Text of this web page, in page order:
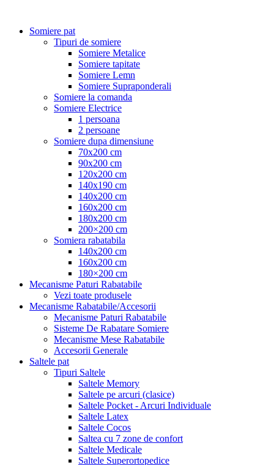
Somiere pat
Tipuri de somiere
Somiere Metalice
Somiere tapitate
Somiere Lemn
Somiere Supraponderali
Somiere la comanda
Somiere Electrice
1 persoana
2 persoane
Somiere dupa dimensiune
70x200 cm
90x200 cm
120x200 cm
140x190 cm
140x200 cm
160x200 cm
180x200 cm
200×200 cm
Somiera rabatabila
140x200 cm
160x200 cm
180×200 cm
Mecanisme Paturi Rabatabile
Vezi toate produsele
Mecanisme Rabatabile/Accesorii
Mecanisme Paturi Rabatabile
Sisteme De Rabatare Somiere
Mecanisme Mese Rabatabile
Accesorii Generale
Saltele pat
Tipuri Saltele
Saltele Memory
Saltele pe arcuri (clasice)
Saltele Pocket - Arcuri Individuale
Saltele Latex
Saltele Cocos
Saltea cu 7 zone de confort
Saltele Medicale
Saltele Superortopedice